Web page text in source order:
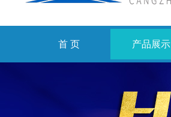
首 页 产品展示